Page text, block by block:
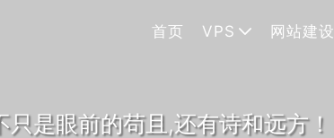
首页 VPS 网站建设
只是眼前的苟且,还有诗和远方！